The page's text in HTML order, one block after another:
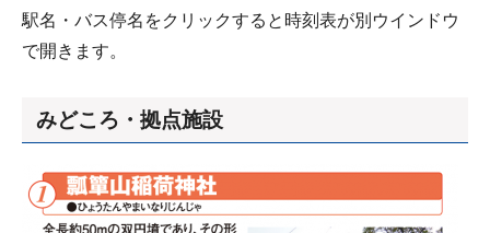
駅名・バス停名をクリックすると時刻表が別ウインドウ
で開きます。
みどころ・拠点施設